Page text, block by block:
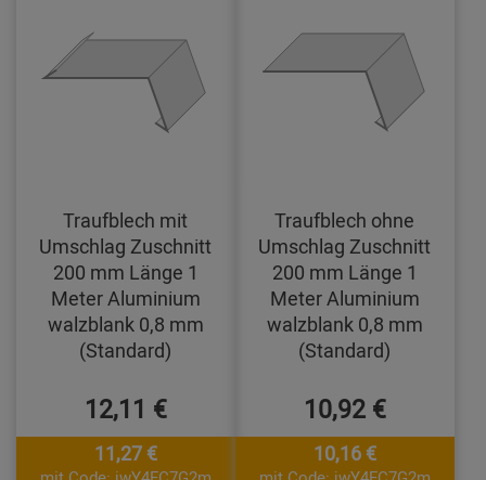
Traufblech mit
Umschlag Zuschnitt
200 mm Länge 1
Meter Aluminium
walzblank 0,8 mm
(Standard)
12,11 €
11,27 €
Traufblech ohne
Umschlag Zuschnitt
200 mm Länge 1
Meter Aluminium
walzblank 0,8 mm
(Standard)
10,92 €
10,16 €